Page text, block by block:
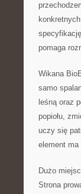
pomaga
Wikana
samo
leśną oraz
popiołu,
uczy się
element ma
Dużo
Strona